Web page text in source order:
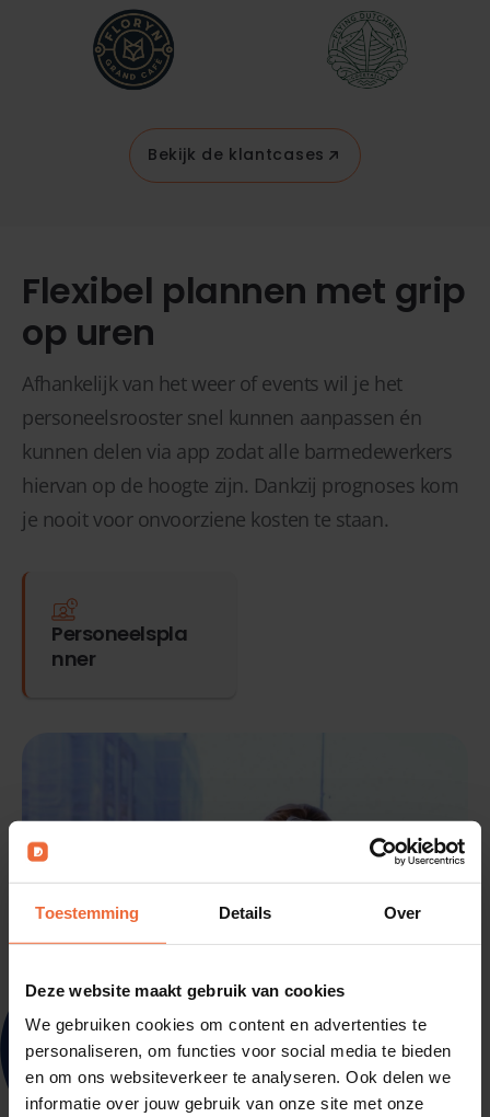
Toestemming Details Over
Deze website maakt gebruik van cookies
We gebruiken cookies om content en advertenties te
personaliseren, om functies voor social media te bieden
en om ons websiteverkeer te analyseren. Ook delen we
informatie over jouw gebruik van onze site met onze
Bekijk de klantcases
Flexibel plannen met grip
op uren
Afhankelijk van het weer of events wil je het
personeelsrooster snel kunnen aanpassen én
kunnen delen via app zodat alle barmedewerkers
hiervan op de hoogte zijn. Dankzij prognoses kom
je nooit voor onvoorziene kosten te staan.
Personeelspla
nner